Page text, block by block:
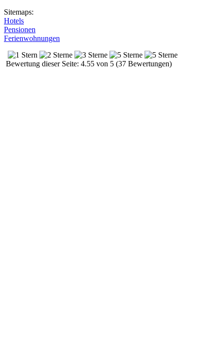
Sitemaps:
Hotels
Pensionen
Ferienwohnungen
Bewertung dieser Seite: 4.55 von 5 (37 Bewertungen)